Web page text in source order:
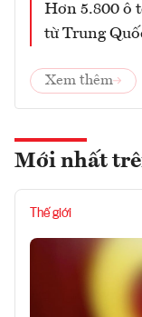
Hơn 5.800 ô
từ Trung
Xem thêm
Mới nhất
Thế giới